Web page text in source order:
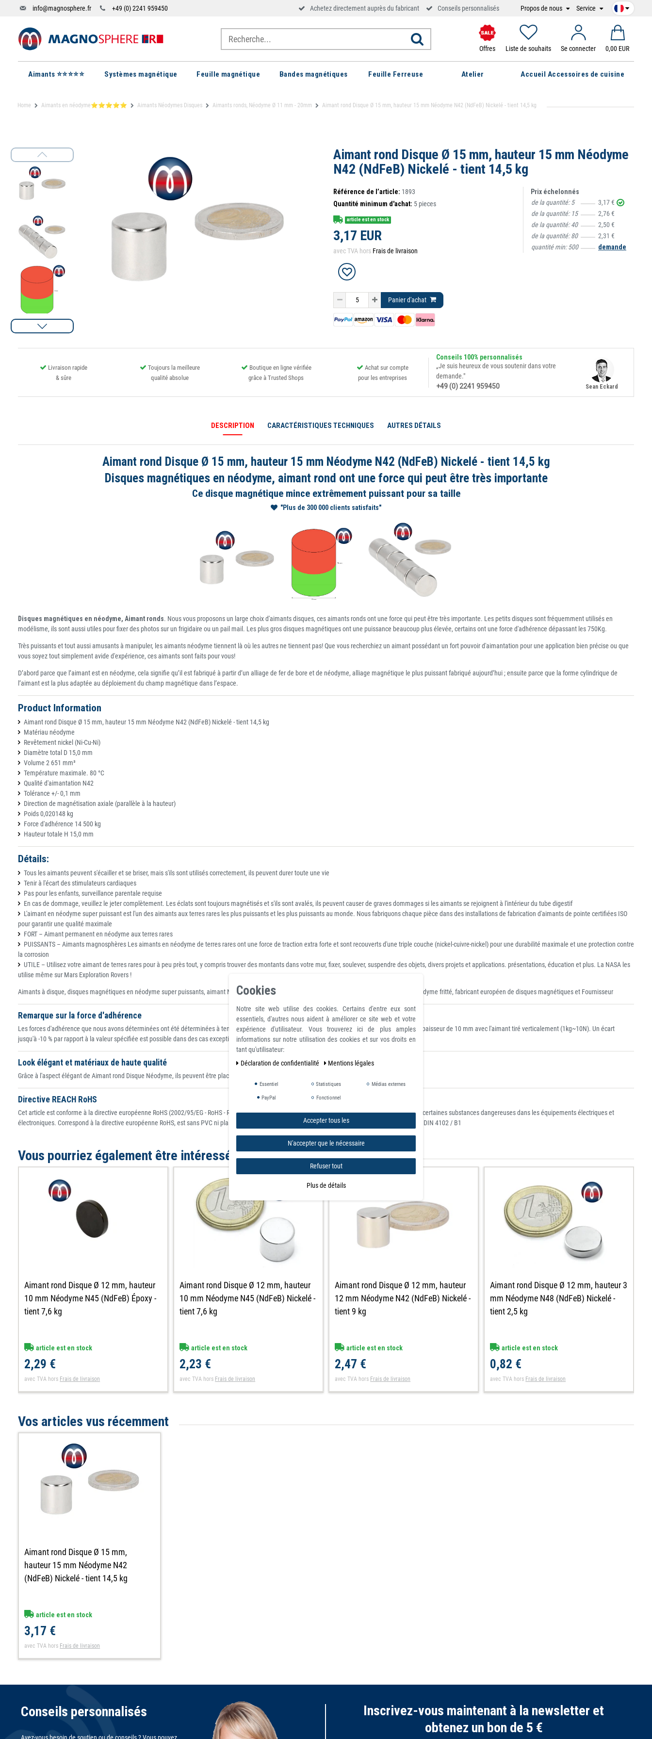
info@magnosphere.fr +49 (0) 2241 959450 Achetez directement auprès du fabricant Conseils personnalisés Propos de nous Service
Offres Liste de souhaits Se connecter 0,00 EUR
Aimants ⭐⭐⭐⭐⭐ Systèmes magnétique Feuille magnétique Bandes magnétiques Feuille Ferreuse Atelier Accueil Accessoires de cuisine
Home Aimants en néodyme⭐⭐⭐⭐⭐ Aimants Néodymes Disques Aimants ronds, Néodyme Ø 11 mm - 20mm Aimant rond Disque Ø 15 mm, hauteur 15 mm Néodyme N42 (NdFeB) Nickelé - tient 14,5 kg
Aimant rond Disque Ø 15 mm, hauteur 15 mm Néodyme
N42 (NdFeB) Nickelé - tient 14,5 kg
Référence de l’article: 1893
Quantité minimum d'achat: 5 pieces
article est en stock
3,17 EUR
avec TVA hors Frais de livraison
Prix échelonnés
de la quantité:5
3,17 €
de la quantité: 15
2,76 €
de la quantité:40
2,50 €
de la quantité:80
2,31 €
quantité min:500 demande
Panier d'achat
Livraison rapide
& sûre
Toujours la meilleure
qualité absolue
Boutique en ligne vérifiée
grâce à Trusted Shops
Achat sur compte
pour les entreprises
Conseils 100% personnalisés
„Je suis heureux de vous soutenir dans votre
demande."
+49 (0) 2241 959450
Sean Eckard
DESCRIPTION CARACTÉRISTIQUES TECHNIQUES AUTRES DÉTAILS
Aimant rond Disque Ø 15 mm, hauteur 15 mm Néodyme N42 (NdFeB) Nickelé - tient 14,5 kg
Disques magnétiques en néodyme, aimant rond ont une force qui peut être très importante
Ce disque magnétique mince extrêmement puissant pour sa taille
"Plus de 300 000 clients satisfaits"
Disques magnétiques en néodyme, Aimant ronds. Nous vous proposons un large choix d'aimants disques, ces aimants ronds ont une force qui peut être très importante. Les petits disques sont fréquemment utilisés en
modélisme, ils sont aussi utiles pour fixer des photos sur un frigidaire ou un pail mail. Les plus gros disques magnétiques ont une puissance beaucoup plus élevée, certains ont une force d'adhérence dépassant les 750Kg.
Très puissants et tout aussi amusants à manipuler, les aimants néodyme tiennent là où les autres ne tiennent pas! Que vous recherchiez un aimant possédant un fort pouvoir d'aimantation pour une application bien précise ou que
vous soyez tout simplement avide d'expérience, ces aimants sont faits pour vous!
D’abord parce que l’aimant est en néodyme, cela signifie qu’il est fabriqué à partir d’un alliage de fer de bore et de néodyme, alliage magnétique le plus puissant fabriqué aujourd’hui ; ensuite parce que la forme cylindrique de
l’aimant est la plus adaptée au déploiement du champ magnétique dans l’espace.
Product Information
Aimant rond Disque Ø 15 mm, hauteur 15 mm Néodyme N42 (NdFeB) Nickelé - tient 14,5 kg
Matériau néodyme
Revêtement nickel (Ni-Cu-Ni)
Diamètre total D 15,0 mm
Volume 2 651 mm³
Température maximale. 80 °C
Qualité d'aimantation N42
Tolérance +/- 0,1 mm
Direction de magnétisation axiale (parallèle à la hauteur)
Poids 0,020148 kg
Force d'adhérence 14 500 kg
Hauteur totale H 15,0 mm
Détails:
Tous les aimants peuvent s'écailler et se briser, mais s'ils sont utilisés correctement, ils peuvent durer toute une vie
Tenir à l'écart des stimulateurs cardiaques
Pas pour les enfants, surveillance parentale requise
En cas de dommage, veuillez le jeter complètement. Les éclats sont toujours magnétisés et s'ils sont avalés, ils peuvent causer de graves dommages si les aimants se rejoignent à l'intérieur du tube digestif
L'aimant en néodyme super puissant est l'un des aimants aux terres rares les plus puissants et les plus puissants au monde. Nous fabriquons chaque pièce dans des installations de fabrication d'aimants de pointe certifiées ISO
pour garantir une qualité maximale
FORT – Aimant permanent en néodyme aux terres rares
PUISSANTS – Aimants magnosphères Les aimants en néodyme de terres rares ont une force de traction extra forte et sont recouverts d'une triple couche (nickel-cuivre-nickel) pour une durabilité maximale et une protection contre
la corrosion
UTILE – Utilisez votre aimant de terres rares pour à peu près tout, y compris trouver des montants dans votre mur, fixer, soulever, suspendre des objets, divers projets et applications. présentations, éducation et plus. La NASA les
utilise même sur Mars Exploration Rovers !
Aimants à disque, disques magnétiques en néodyme super puissants, aimant NdFeB rond en terres rares, disque Neo standard, disques et tiges en néodyme fritté, fabricant européen de disques magnétiques et Fournisseur
Remarque sur la force d'adhérence
Les forces d'adhérence que nous avons déterminées ont été déterminées à température ambiante sur une plaque polie en acier S235JR (ST37) d'une épaisseur de 10 mm avec l'aimant tiré verticalement (1kg~10N). Un écart
jusqu'à -10 % par rapport à la valeur spécifiée est possible dans des cas exceptionnels.
Look élégant et matériaux de haute qualité
Grâce à l'aspect élégant de Aimant rond Disque Néodyme, ils peuvent être placés là où ils sont clairement visibles.
Directive REACH RoHS
Cet article est conforme à la directive européenne RoHS (2002/95/EG - RoHS - Restriction of Hazardous Substances) pour la restriction de l'utilisation de certaines substances dangereuses dans les équipements électriques et
électroniques. Correspond à la directive européenne RoHS, est sans PVC ni plastifiant et conforme à REACH - classé selon la norme allemande ignifuge DIN 4102 / B1
Vous pourriez également être intéressé par
Aimant rond Disque Ø 12 mm, hauteur
10 mm Néodyme N45 (NdFeB) Époxy -
tient 7,6 kg
article est en stock
2,29 €
avec TVA hors Frais de livraison
Aimant rond Disque Ø 12 mm, hauteur
10 mm Néodyme N45 (NdFeB) Nickelé -
tient 7,6 kg
article est en stock
2,23 €
avec TVA hors Frais de livraison
Aimant rond Disque Ø 12 mm, hauteur
12 mm Néodyme N42 (NdFeB) Nickelé -
tient 9 kg
article est en stock
2,47 €
avec TVA hors Frais de livraison
Aimant rond Disque Ø 12 mm, hauteur 3
mm Néodyme N48 (NdFeB) Nickelé -
tient 2,5 kg
article est en stock
0,82 €
avec TVA hors Frais de livraison
Vos articles vus récemment
Aimant rond Disque Ø 15 mm,
hauteur 15 mm Néodyme N42
(NdFeB) Nickelé - tient 14,5 kg
article est en stock
3,17 €
avec TVA hors Frais de livraison
Conseils personnalisés
Inscrivez-vous maintenant à la newsletter et
obtenez un bon de 5 €
Cookies
Notre site web utilise des cookies. Certains d'entre eux sont
essentiels, d'autres nous aident à améliorer ce site web et votre
expérience d'utilisateur. Vous trouverez ici de plus amples
informations sur notre utilisation des cookies et sur vos droits en
tant qu'utilisateur:
Déclaration de confidentialité
Mentions légales
Essentiel Statistiques Médias externes
PayPal Fonctionnel
Accepter tous les
N'accepter que le nécessaire
Refuser tout
Plus de détails